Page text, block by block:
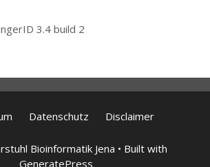
3.4 build 2
Datenschutz Disclaimer
Bioinformatik Jena • Built with
GeneratePress